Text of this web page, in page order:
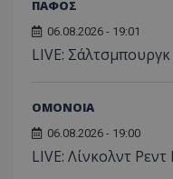
ΠΑΦΟΣ
06.08.2026 - 19:01
LIVE:
ΟΜΟΝΟΙΑ
06.08.2026 - 19:00
LIVE: Λίνκολντ